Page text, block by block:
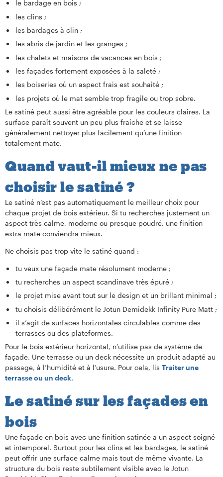
le bardage en bois ;
les clins ;
les bardages à clin ;
les abris de jardin et les granges ;
les chalets et maisons de vacances en bois ;
les façades fortement exposées à la saleté ;
les boiseries où un aspect frais est souhaité ;
les projets où le mat semble trop fragile ou trop sobre.
Le satiné peut aussi être agréable pour les couleurs claires. La
surface paraît souvent un peu plus fraîche et se laisse
généralement nettoyer plus facilement qu’une finition
totalement mate.
Quand vaut-il mieux ne pas
choisir le satiné ?
Le satiné n’est pas automatiquement le meilleur choix pour
chaque projet de bois extérieur. Si tu recherches justement un
aspect très calme, moderne ou presque poudré, une finition
extra mate conviendra mieux.
Ne choisis pas trop vite le satiné quand :
tu veux une façade mate résolument moderne ;
tu recherches un aspect scandinave très épuré ;
le projet mise avant tout sur le design et un brillant minimal ;
tu choisis délibérément le Jotun Demidekk Infinity Pure Matt ;
il s’agit de surfaces horizontales circulables comme des
terrasses ou des plateformes.
Pour le bois extérieur horizontal, n’utilise pas de système de
façade. Une terrasse ou un deck nécessite un produit adapté au
passage, à l’humidité et à l’usure. Pour cela, lis Traiter une
terrasse ou un deck.
Le satiné sur les façades en
bois
Une façade en bois avec une finition satinée a un aspect soigné
et intemporel. Surtout pour les clins et les bardages, le satiné
peut offrir une surface calme mais tout de même vivante. La
structure du bois reste subtilement visible avec le Jotun